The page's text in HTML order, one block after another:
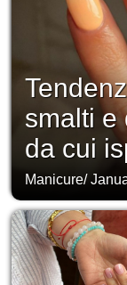
smalti e
da cui
Manicure/